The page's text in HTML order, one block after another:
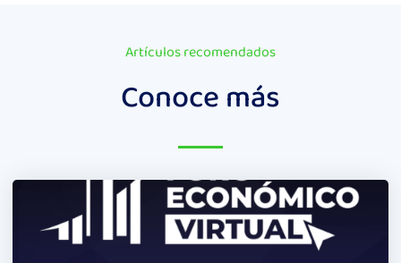
Artículos recomendados
Conoce más